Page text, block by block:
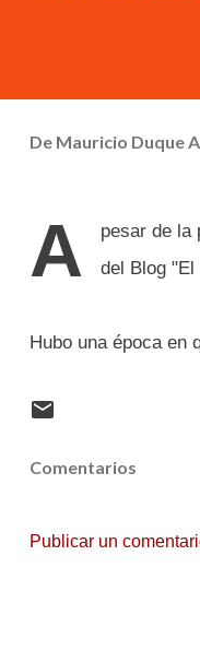
De Mauricio Duque
A pesar de la
del Blog
Hubo una época en
Comentarios
Publicar un